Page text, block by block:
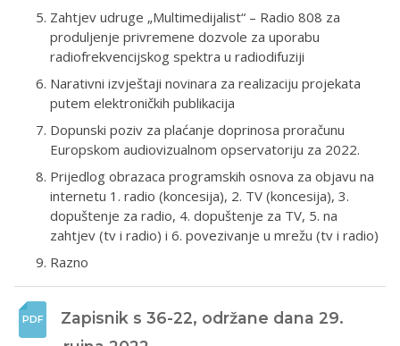
Zahtjev udruge „Multimedijalist“ – Radio 808 za
produljenje privremene dozvole za uporabu
radiofrekvencijskog spektra u radiodifuziji
Narativni izvještaji novinara za realizaciju projekata
putem elektroničkih publikacija
Dopunski poziv za plaćanje doprinosa proračunu
Europskom audiovizualnom opservatoriju za 2022.
Prijedlog obrazaca programskih osnova za objavu na
internetu 1. radio (koncesija), 2. TV (koncesija), 3.
dopuštenje za radio, 4. dopuštenje za TV, 5. na
zahtjev (tv i radio) i 6. povezivanje u mrežu (tv i radio)
Razno
Zapisnik s 36-22, održane dana 29.